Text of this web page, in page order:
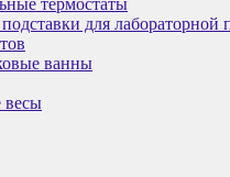
термостаты
для лабораторной
ванны
весы